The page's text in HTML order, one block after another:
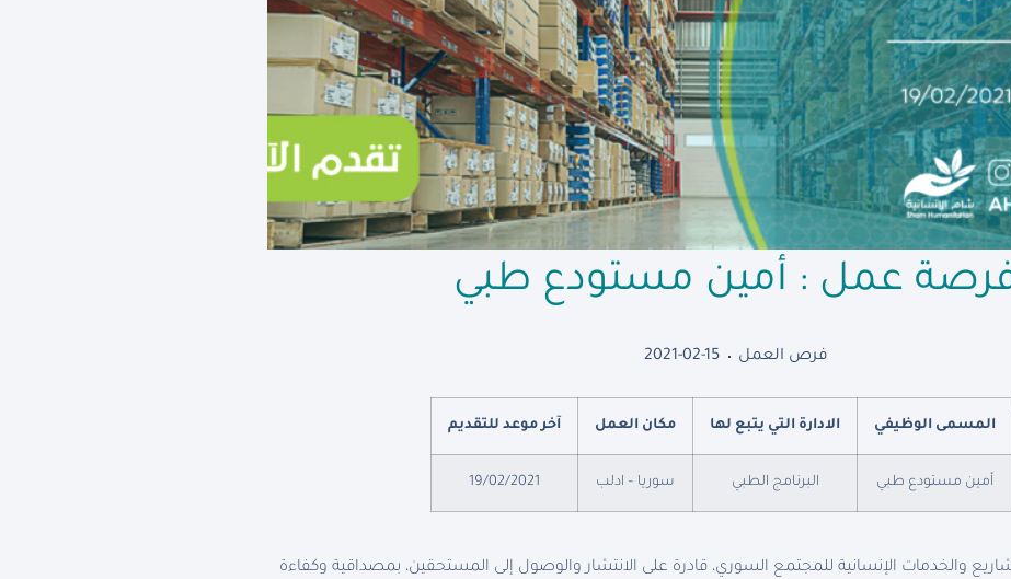
عمل : أمين مستودع طبي
فرص العمل 2021-02-15
المسمى الوظيفي الادارة التي يتبع لها مكان العمل آخر موعد للتقديم
أمين مستودع طبي البرنامج الطبي سوريا – ادلب 19/02/2021
والخدمات الإنسانية للمجتمع السوري، قادرة على الانتشار والوصول إلى المستحقين، بمصداقية وكفاءة